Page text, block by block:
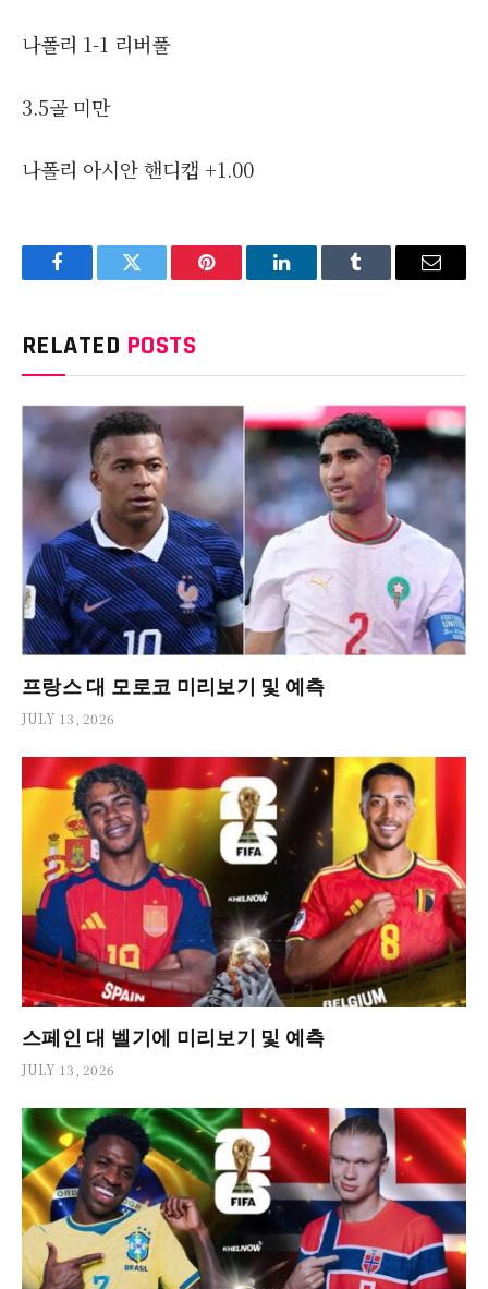
나폴리 1-1 리버풀
3.5골 미만
나폴리 아시안 핸디캡 +1.00
FacebookTwitter Pinterest LinkedInTumblr Email
RELATED POSTS
프랑스 대 모로코 미리보기 및 예측
JULY 13, 2026
스페인 대 벨기에 미리보기 및 예측
JULY 13, 2026